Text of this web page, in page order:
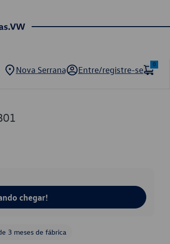
Nova Serrana Entre/registre-se
0
chegar!
3 meses de fábrica